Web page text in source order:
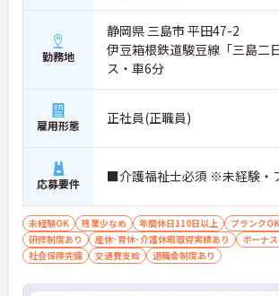
勤務地
静岡県 三島市 平田47-2
伊豆箱根鉄道駿豆線「三島二
ス・車6分
雇用形態 正社員(正職員)
応募要件 ■介護福祉士必須 ※未経験・
未経験OK 残業少なめ 年間休日110日以上 ブランクOK
研修制度あり
産休･育休･介護休暇取得実績あり
ボーナ
社会保険完備
交通費支給 退職金制度あり